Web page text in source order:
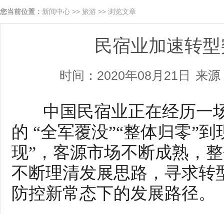
您当前位置： 新闻中心 >> 旅游 >> 浏览文章
民宿业加速转
时间：2020年08月21日 来
中国民宿业正在经历一
的 “全军覆没”“整体归零”
现”，客源市场不断成熟，
不断理清发展思路，寻求转
防控新常态下的发展路径。